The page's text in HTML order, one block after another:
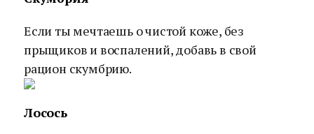
Если ты мечтаешь о чистой коже, без
прыщиков и воспалений, добавь в свой
рацион скумбрию.
Лосось